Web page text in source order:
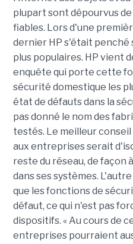
plupart sont dépourvus
fiables. Lors d'une
dernier HP s'était penché
plus populaires. HP vient
enquête qui porte cette
sécurité domestique les
état de défauts dans la
pas donné le nom des
testés. Le meilleur
aux entreprises serait
reste du réseau, de
dans ses systèmes.
que les fonctions de
défaut, ce qui n'est pas
dispositifs. « Au cours de
entreprises pourraient